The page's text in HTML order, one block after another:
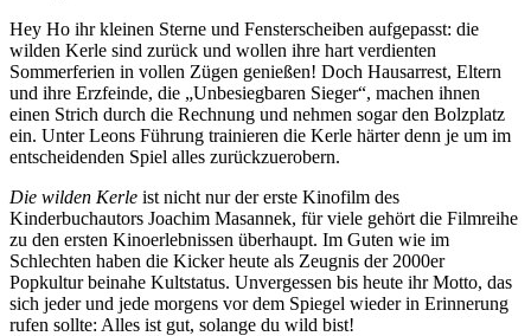
Hey Ho ihr kleinen Sterne und Fensterscheiben aufgepasst: die
wilden Kerle sind zurück und wollen ihre hart verdienten
Sommerferien in vollen Zügen genießen! Doch Hausarrest, Eltern
und ihre Erzfeinde, die „Unbesiegbaren Sieger“, machen ihnen
einen Strich durch die Rechnung und nehmen sogar den Bolzplatz
ein. Unter Leons Führung trainieren die Kerle härter denn je um im
entscheidenden Spiel alles zurückzuerobern.
Die wilden Kerle ist nicht nur der erste Kinofilm des
Kinderbuchautors Joachim Masannek, für viele gehört die Filmreihe
zu den ersten Kinoerlebnissen überhaupt. Im Guten wie im
Schlechten haben die Kicker heute als Zeugnis der 2000er
Popkultur beinahe Kultstatus. Unvergessen bis heute ihr Motto, das
sich jeder und jede morgens vor dem Spiegel wieder in Erinnerung
rufen sollte: Alles ist gut, solange du wild bist!